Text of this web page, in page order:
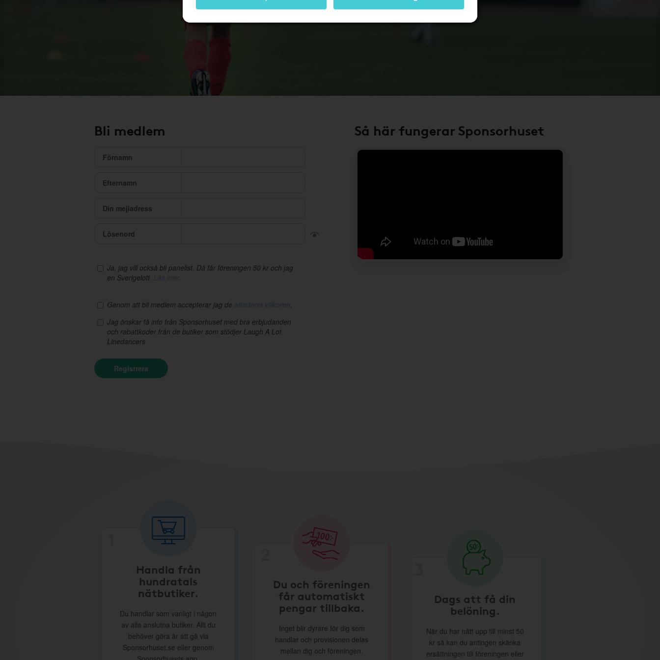
Bli medlem
Förnamn
Efternamn
Din mejladress
Lösenord
Ja, jag vill också bli panelist. Då får föreningen 50 kr och jag
en Sverigelott. Läs mer.
Genom att bli medlem accepterar jag de allmänna villkoren.
Jag önskar få info från Sponsorhuset med bra erbjudanden
och rabattkoder från de butiker som stödjer Laugh A Lot
Linedancers
Registrera
Så här fungerar Sponsorhuset
Handla från
hundratals
nätbutiker.
Du handlar som vanligt i någon
av alla anslutna butiker. Allt du
behöver göra är att gå via
Sponsorhuset.se eller genom
Du och föreningen
får automatiskt
pengar tillbaka.
Inget blir dyrare för dig som
handlar och provisionen delas
mellan dig och föreningen.
Dags att få din
belöning.
När du har nått upp till minst 50
kr så kan du antingen skänka
ersättningen till föreningen eller